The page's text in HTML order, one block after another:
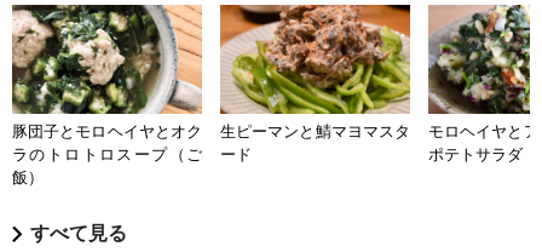
豚団子とモロヘイヤとオク
ラのトロトロスープ（ご
飯）
生ピーマンと鯖マヨマスタ
ード
モロヘイヤと
ポテトサラダ
すべて見る